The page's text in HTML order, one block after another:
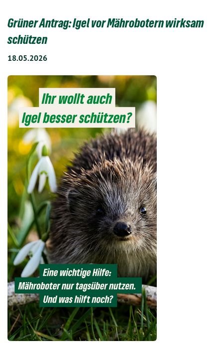
Grüner Antrag: Igel vor Mährobotern wirksam
schützen
18.05.2026